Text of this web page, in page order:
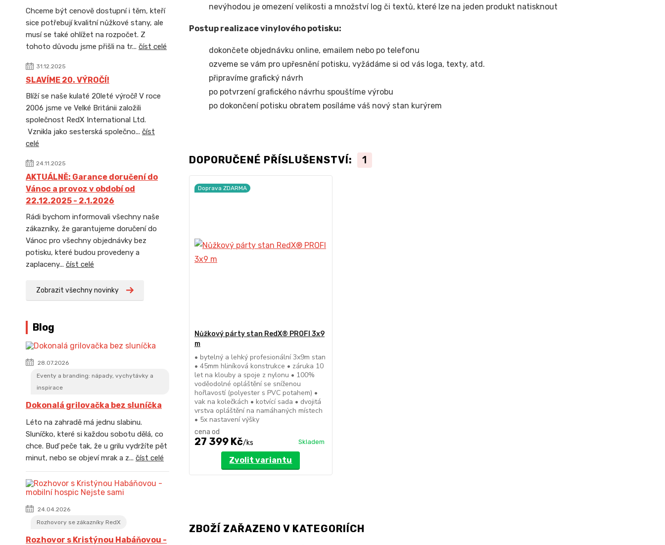
Chceme být cenově dostupní i těm, kteří
sice potřebují kvalitní nůžkové stany, ale
musí se také ohlížet na rozpočet. Z
tohoto důvodu jsme přišli na tr... číst celé
31.12.2025
SLAVÍME 20. VÝROČÍ!
Blíží se naše kulaté 20leté výročí! V roce
2006 jsme ve Velké Británii založili
společnost RedX International Ltd.
Vznikla jako sesterská společno... číst
celé
24.11.2025
AKTUÁLNĚ: Garance doručení do
Vánoc a provoz v období od
22.12.2025 - 2.1.2026
Rádi bychom informovali všechny naše
zákazníky, že garantujeme doručení do
Vánoc pro všechny objednávky bez
potisku, které budou provedeny a
zaplaceny... číst celé
Zobrazit všechny novinky
Blog
28.07.2026
Eventy a branding: nápady, vychytávky a
inspirace
Dokonalá grilovačka bez sluníčka
Léto na zahradě má jednu slabinu.
Sluníčko, které si každou sobotu dělá, co
chce. Buď peče tak, že u grilu vydržíte pět
minut, nebo se objeví mrak a z... číst celé
24.04.2026
Rozhovory se zákazníky RedX
Rozhovor s Kristýnou Habáňovou -
nevýhodou je omezení velikosti a množství log či textů, které lze na jeden produkt natisknout
Postup realizace vinylového potisku:
dokončete objednávku online, emailem nebo po telefonu
ozveme se vám pro upřesnění potisku, vyžádáme si od vás loga, texty, atd.
připravíme grafický návrh
po potvrzení grafického návrhu spouštíme výrobu
po dokončení potisku obratem posíláme váš nový stan kurýrem
DOPORUČENÉ PŘÍSLUŠENSTVÍ: 1
Doprava ZDARMA
Nůžkový párty stan RedX® PROFI 3x9
m
• bytelný a lehký profesionální 3x9m stan
• 45mm hliníková konstrukce • záruka 10
let na klouby a spoje z nylonu • 100%
voděodolné opláštění se sníženou
hořlavostí (polyester s PVC potahem) •
vak na kolečkách • kotvící sada • dvojitá
vrstva opláštění na namáhaných místech
• 5x nastavení výšky
cena od
27 399 Kč/ks Skladem
Zvolit variantu
ZBOŽÍ ZAŘAZENO V KATEGORIÍCH